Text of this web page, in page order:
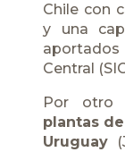
Chile con
y una
Central
Por
plantas
Uruguay